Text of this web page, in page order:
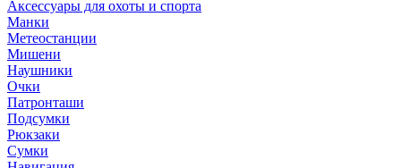
Аксессуары для охоты и спорта
Манки
Метеостанции
Мишени
Наушники
Очки
Патронташи
Подсумки
Рюкзаки
Сумки